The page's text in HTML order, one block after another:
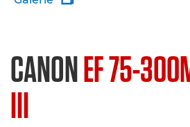
CANONEF 75-
III